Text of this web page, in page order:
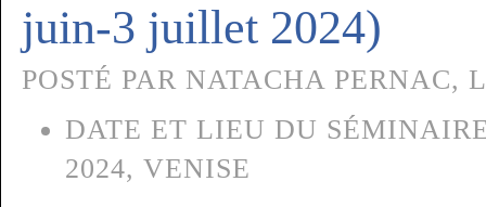
juin-3 juillet 2024)
POSTÉ PAR NATACHA PERNAC,
DATE ET LIEU DU
2024, VENISE